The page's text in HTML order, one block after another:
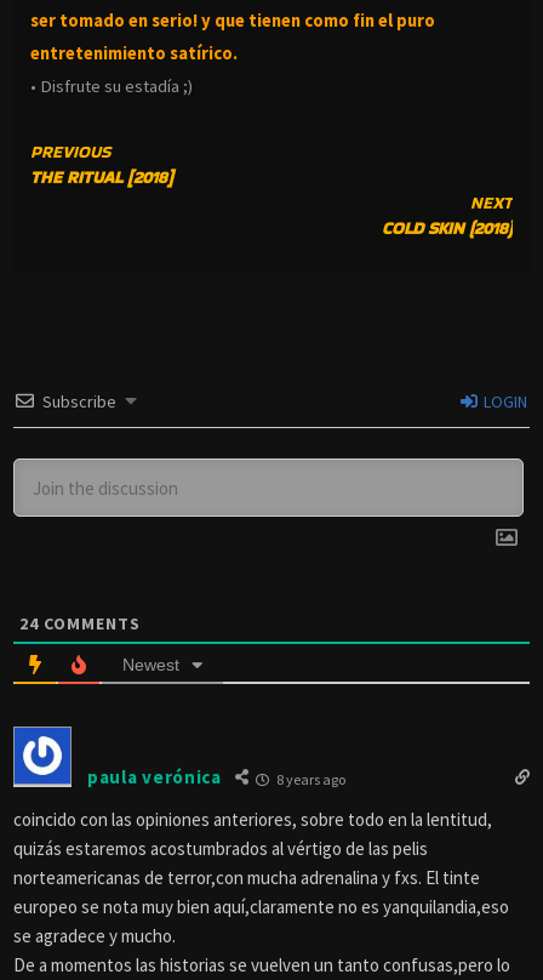
ser tomado en serio! y que tienen como fin el puro
entretenimiento satírico.
• Disfrute su estadía ;)
CONTINUE
READING
PREVIOUS
THE RITUAL [2018]
NEXT
COLD SKIN (2018)
Subscribe LOGIN
24 COMMENTS
Newest
paula verónica 8 years ago
coincido con las opiniones anteriores, sobre todo en la lentitud,
quizás estaremos acostumbrados al vértigo de las pelis
norteamericanas de terror,con mucha adrenalina y fxs. El tinte
europeo se nota muy bien aquí,claramente no es yanquilandia,eso
se agradece y mucho.
De a momentos las historias se vuelven un tanto confusas,pero lo